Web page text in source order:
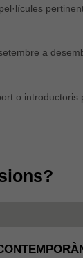
a
o